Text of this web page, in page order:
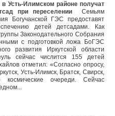
Усть-Илимском районе получат
при переселении Семьям
Богучанской ГЭС предоставят
детей детсадами. Как
Законодательного Собрания
с подготовкой ложа БоГЭС
развития Иркутской области
сейчас числится 155 детей
отметил: «Согласно опросу,
Усть-Илимск, Братск, Свирск,
очереди. Сейчас